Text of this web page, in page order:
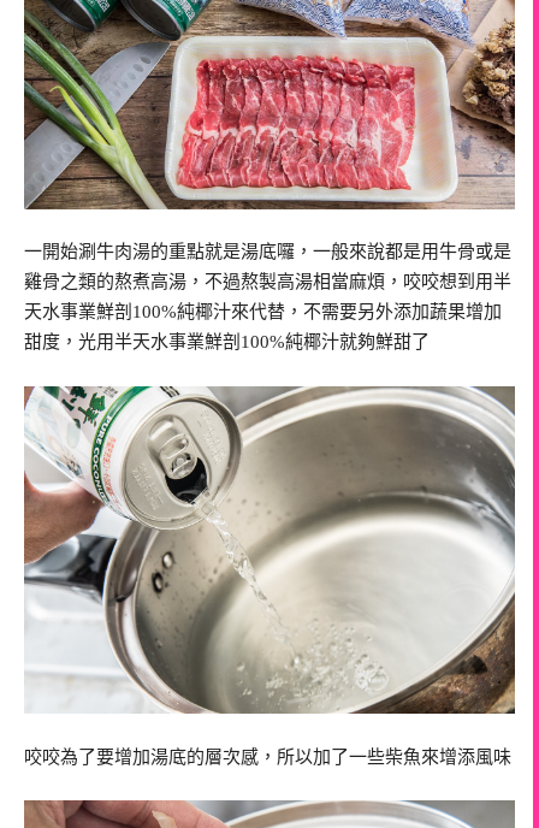
一開始涮牛肉湯的重點就是湯底囉，一般來說都是用牛骨或是
雞骨之類的熬煮高湯，不過熬製高湯相當麻煩，咬咬想到用半
天水事業鮮剖100%純椰汁來代替，不需要另外添加蔬果增加
甜度，光用半天水事業鮮剖100%純椰汁就夠鮮甜了
咬咬為了要增加湯底的層次感，所以加了一些柴魚來增添風味